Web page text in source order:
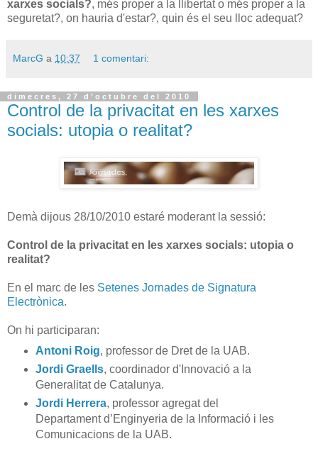
xarxes socials?, més proper a la llibertat o més proper a la
seguretat?, on hauria d'estar?, quin és el seu lloc adequat?
MarcG a 10:37 1 comentari:
dimecres, 27 d’octubre del 2010
Control de la privacitat en les xarxes
socials: utopia o realitat?
Demà dijous 28/10/2010 estaré moderant la sessió:
Control de la privacitat en les xarxes socials: utopia o
realitat?
En el marc de les Setenes Jornades de Signatura
Electrònica.
On hi participaran:
Antoni Roig, professor de Dret de la UAB.
Jordi Graells, coordinador d'Innovació a la
Generalitat de Catalunya.
Jordi Herrera, professor agregat del
Departament d’Enginyeria de la Informació i les
Comunicacions de la UAB.